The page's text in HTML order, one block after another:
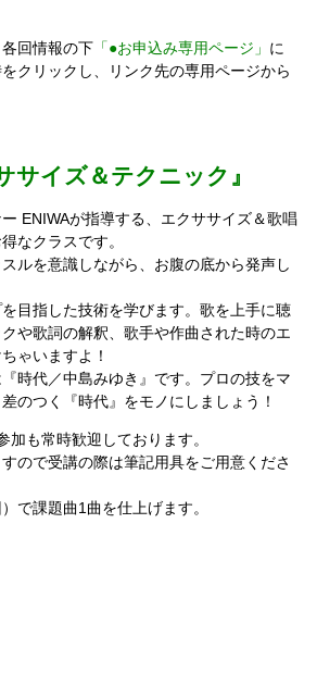
回情報の下「●お申込み専用ページ」 に
クリックし、リンク先の専用ページから
サイズ＆テクニック』
ENIWAが指導する、エクササイズ＆歌唱
なクラスです。
ルを意識しながら、お腹の底から発声し
目指した技術を学びます。歌を上手に聴
や歌詞の解釈、歌手や作曲された時のエ
ゃいますよ！
時代／中島みゆき』です。プロの技をマ
のつく『時代』をモノにしましょう！
も常時歓迎しております。
ので受講の際は筆記用具をご用意くださ
で課題曲1曲を仕上げます。